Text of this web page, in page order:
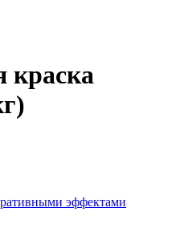
краска
эффектами